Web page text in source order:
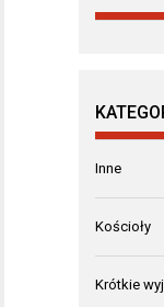
Inne
Kościoły
Krótkie